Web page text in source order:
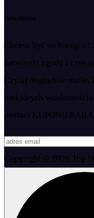
Newsletter
Chcesz być na
zatwierdź zgody i
Czytaj doglądnie maile,
niektórych
postaci KUPONU
Copyright © 2026 Top